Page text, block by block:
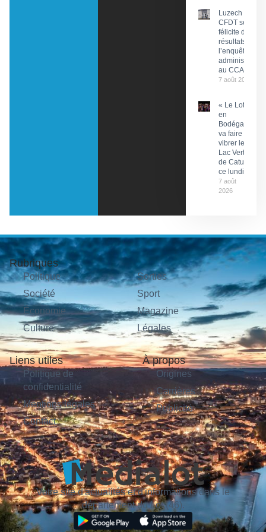
Luzech : La
CFDT se
félicite des
résultats de
l’enquête
administrative
au CCAS
7 août 2026
« Le Lot
en
Bodéga »
va faire
vibrer le
Lac Vert
de Catus
ce lundi
7 août
2026
Rubriques
Politique
Société
Économie
Culture
Sorties
Sport
Magazine
Légales
Liens utiles
Politique de
confidentialité
Mentions légales
Contact
À propos
Origines
Carrières
Publicité
Votre site d'actualités et d'informations dans le
département du Lot (46).